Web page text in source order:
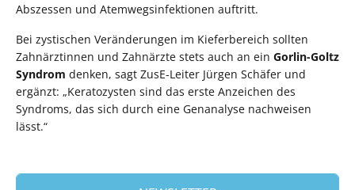
Abszessen und Atemwegsinfektionen auftritt.
Bei zystischen Veränderungen im Kieferbereich sollten
Zahnärztinnen und Zahnärzte stets auch an ein Gorlin-Goltz
Syndrom denken, sagt ZusE-Leiter Jürgen Schäfer und
ergänzt: „Keratozysten sind das erste Anzeichen des
Syndroms, das sich durch eine Genanalyse nachweisen
lässt.“